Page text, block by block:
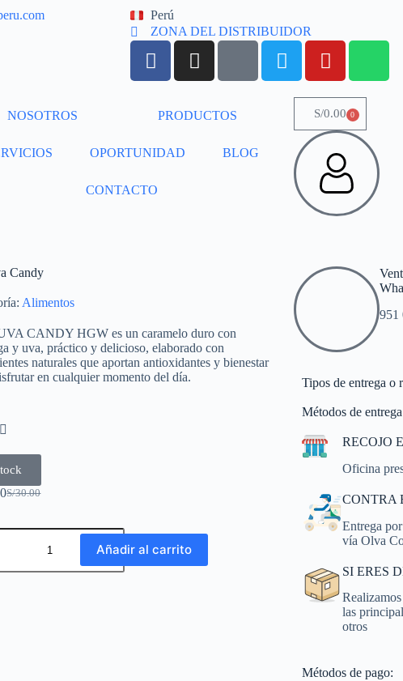
Perú
ZONA DEL DISTRIBUIDOR
NOSOTROS PRODUCTOS
OPORTUNIDAD BLOG
CONTACTO
S/0.00 0
Candy
Alimentos
CANDY HGW es un caramelo duro con
y uva, práctico y delicioso, elaborado con
naturales que aportan antioxidantes y bienestar
en cualquier momento del día.

S/30.00
Añadir al carrito
951
Tipos de entrega o
Métodos de
RECOJO
Oficina
CONTRA
Entrega
vía Olva
SI ERES
las
otros
Métodos de pago: